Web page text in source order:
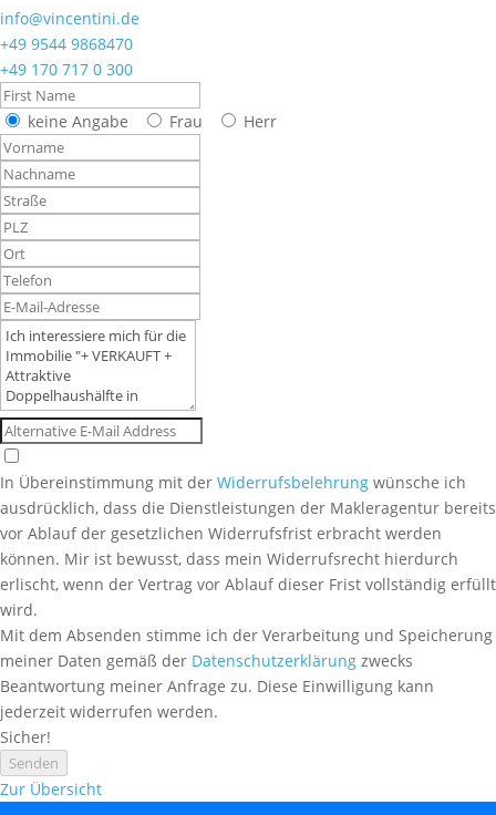
info@vincentini.de
+49 9544 9868470
+49 170 717 0 300
keine Angabe Frau Herr
In Übereinstimmung mit der Widerrufsbelehrung wünsche ich
ausdrücklich, dass die Dienstleistungen der Makleragentur bereits
vor Ablauf der gesetzlichen Widerrufsfrist erbracht werden
können. Mir ist bewusst, dass mein Widerrufsrecht hierdurch
erlischt, wenn der Vertrag vor Ablauf dieser Frist vollständig erfüllt
wird.
Mit dem Absenden stimme ich der Verarbeitung und Speicherung
meiner Daten gemäß der Datenschutzerklärung zwecks
Beantwortung meiner Anfrage zu. Diese Einwilligung kann
jederzeit widerrufen werden.
Sicher!
Senden
Zur Übersicht